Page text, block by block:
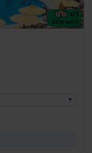
4/5
2276 opinii